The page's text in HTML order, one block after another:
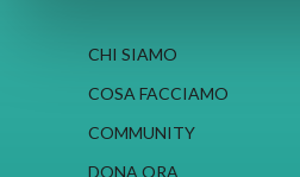
CHI SIAMO
COSA FACCIAMO
COMMUNITY
DONA ORA